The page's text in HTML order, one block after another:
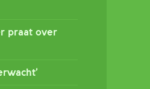
praat over